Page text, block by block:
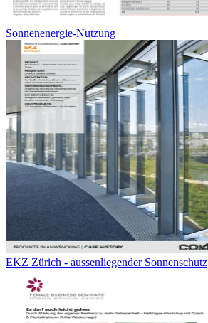
Sonnenenergie-Nutzung
EKZ Zürich - aussenliegender Sonnenschutz